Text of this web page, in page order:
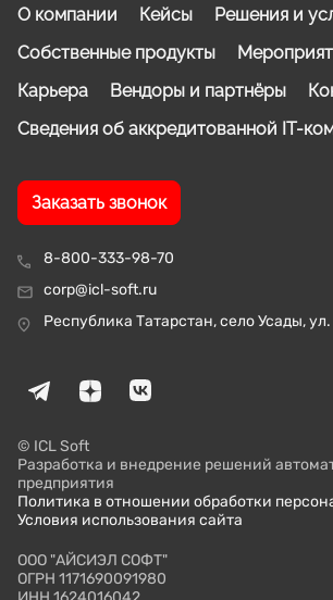
8-800-333-98-70
corp@icl-soft.ru
Республика Татарстан, село Усады,
О компании Кейсы
Решения и
Собственные продукты
Карьера
Вендоры и партнёры
Сведения об аккредитованной IT-
Заказать звонок
© ICL Soft
Разработка и внедрение решений
предприятия
Политика в отношении обработки
Условия использования сайта
ООО "АЙСИЭЛ СОФТ"
ОГРН 1171690091980